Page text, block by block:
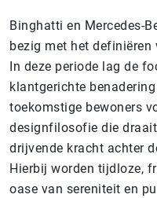
Binghatti en Mercedes-
bezig met het
In deze periode lag de
klantgerichte
toekomstige bewoners
designfilosofie die draait
drijvende kracht achter
Hierbij worden tijdloze,
oase van sereniteit en